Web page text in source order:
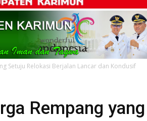
Setuju Relokasi Berjalan Lancar dan Kondusif
Rempang yang